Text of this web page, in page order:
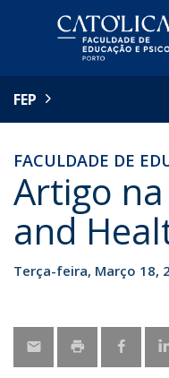
FEP
FACULDADE DE
Artigo
and
Terça-feira, Março 18,